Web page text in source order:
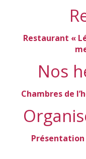
Restaurant «
Nos
Chambres de
Présentation